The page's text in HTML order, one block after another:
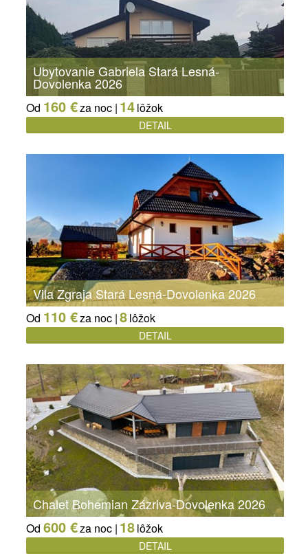
Ubytovanie Gabriela Stará Lesná-
Dovolenka 2026
Od 160 €za noc | 14lôžok
DETAIL
Vila Zgraja Stará Lesná-Dovolenka 2026
Od 110 €za noc |8lôžok
DETAIL
Chalet Bohemian Zázriva-Dovolenka 2026
Od 600 €za noc | 18lôžok
DETAIL